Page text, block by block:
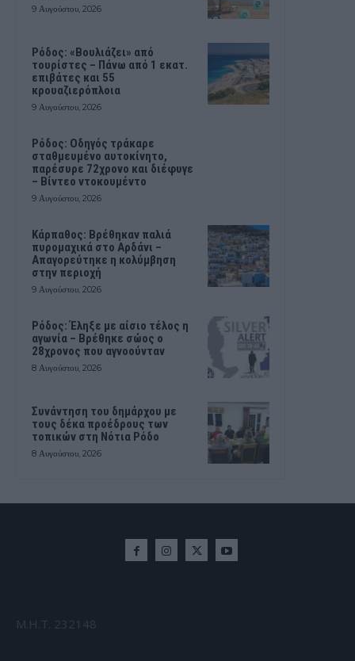
9 Αυγούστου, 2026
Ρόδος: «Βουλιάζει» από
τουρίστες – Πάνω από 1 εκατ.
επιβάτες και 55
κρουαζιερόπλοια
9 Αυγούστου, 2026
Ρόδος: Οδηγός τράκαρε
σταθμευμένο αυτοκίνητο,
παρέσυρε 72χρονο και διέφυγε
– Βίντεο ντοκουμέντο
9 Αυγούστου, 2026
Κάρπαθος: Βρέθηκαν παλιά
πυρομαχικά στο Αρδάνι –
Απαγορεύτηκε η κολύμβηση
στην περιοχή
9 Αυγούστου, 2026
Ρόδος: Έληξε με αίσιο τέλος η
αγωνία – Βρέθηκε σώος ο
28χρονος που αγνοούνταν
8 Αυγούστου, 2026
Συνάντηση του δημάρχου με
τους δέκα προέδρους των
τοπικών στη Νότια Ρόδο
8 Αυγούστου, 2026
Μ.Η.Τ. 232148